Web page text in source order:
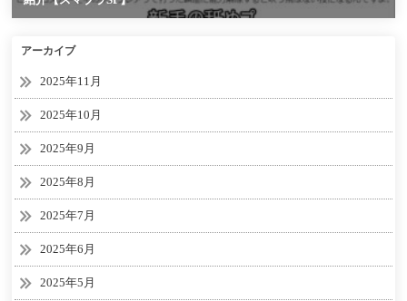
アーカイブ
2025年11月
2025年10月
2025年9月
2025年8月
2025年7月
2025年6月
2025年5月